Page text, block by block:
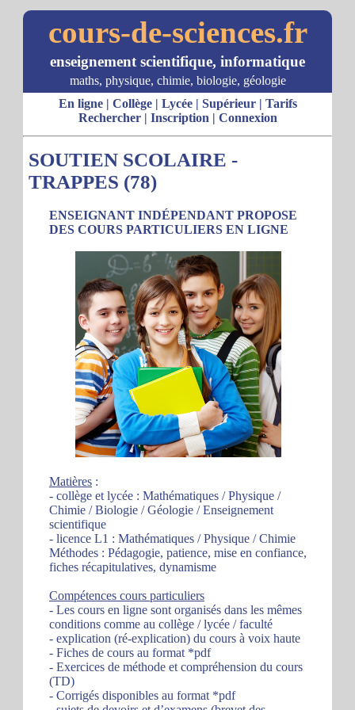
cours-de-sciences.fr
enseignement scientifique, informatique
maths, physique, chimie, biologie, géologie
En ligne| Collège| Lycée| Supérieur| Tarifs
Rechercher| Inscription | Connexion
SOUTIEN SCOLAIRE -
TRAPPES (78)
ENSEIGNANT INDÉPENDANT PROPOSE
DES COURS PARTICULIERS EN LIGNE
Matières :
- collège et lycée : Mathématiques / Physique /
Chimie / Biologie / Géologie / Enseignement
scientifique
- licence L1 : Mathématiques / Physique / Chimie
Méthodes : Pédagogie, patience, mise en confiance,
fiches récapitulatives, dynamisme
Compétences cours particuliers
- Les cours en ligne sont organisés dans les mêmes
conditions comme au collège / lycée / faculté
- explication (ré-explication) du cours à voix haute
- Fiches de cours au format *pdf
- Exercices de méthode et compréhension du cours
(TD)
- Corrigés disponibles au format *pdf